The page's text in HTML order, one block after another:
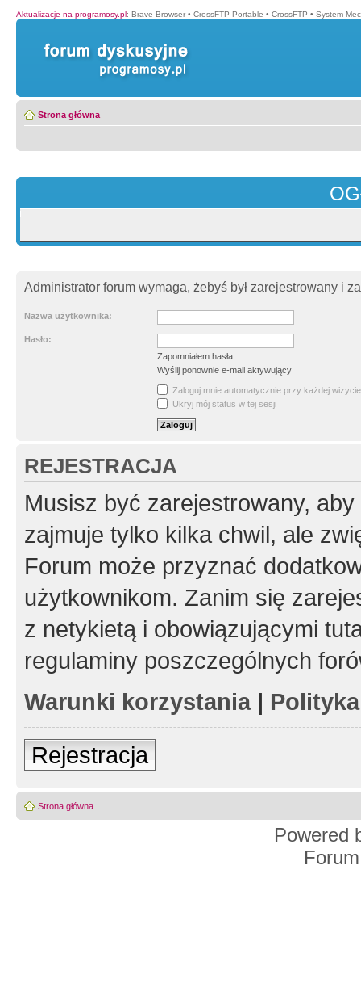
Aktualizacje na programosy.pl: Brave Browser • CrossFTP Portable • CrossFTP • System
Strona główna
Administrator forum wymaga, żebyś był zarejestrowany i
Nazwa użytkownika:
Hasło:
Zapomniałem hasła
Wyślij ponownie e-mail aktywujący
Zaloguj mnie automatycznie przy każdej wizycie
Ukryj mój status w tej sesji
REJESTRACJA
Musisz być zarejestrowany,
zajmuje tylko kilka chwil, ale
Forum może przyznać
użytkownikom. Zanim się
z netykietą i obowiązującymi
regulaminy poszczególnych
Warunki korzystania|
Rejestracja
Strona główna
Powered